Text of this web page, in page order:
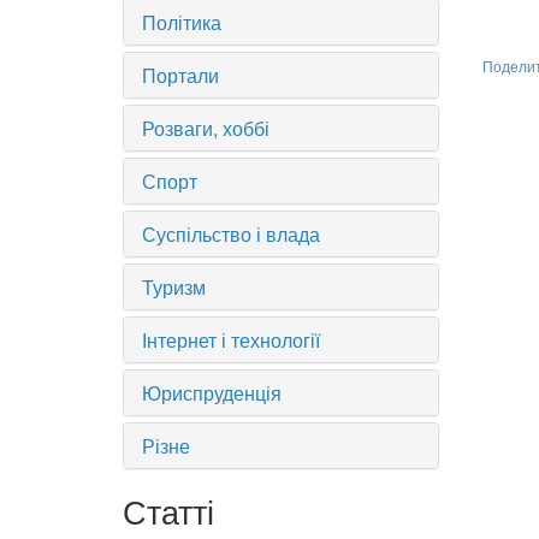
Політика
Портали
Розваги, хоббі
Спорт
Суспільство і влада
Туризм
Інтернет і технології
Юриспруденція
Різне
Статті